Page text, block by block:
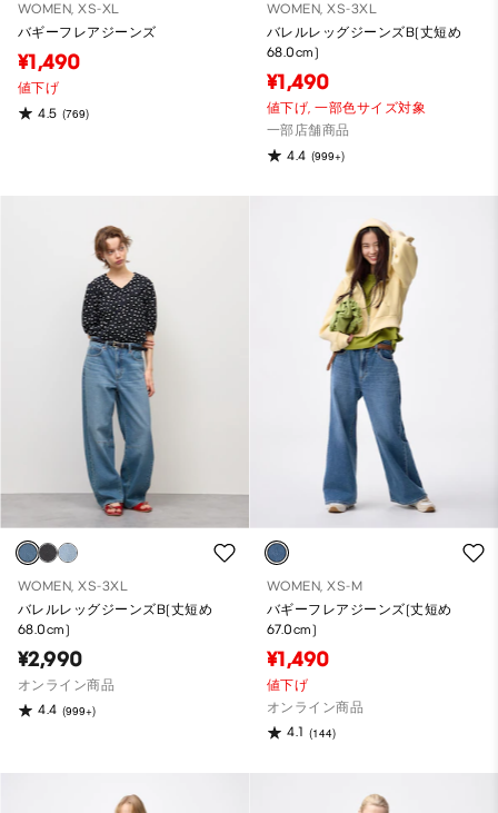
WOMEN, XS-XL
バギーフレアジーンズ
¥1,490
値下げ
4.5 (769)
WOMEN, XS-3XL
バレルレッグジーンズB(丈短め
68.0cm)
¥1,490
値下げ,一部色サイズ対象
一部店舗商品
4.4 (999+)
WOMEN, XS-3XL
バレルレッグジーンズB(丈短め
68.0cm)
¥2,990
オンライン商品
4.4 (999+)
WOMEN, XS-M
バギーフレアジーンズ(丈短め
67.0cm)
¥1,490
値下げ
オンライン商品
4.1 (144)